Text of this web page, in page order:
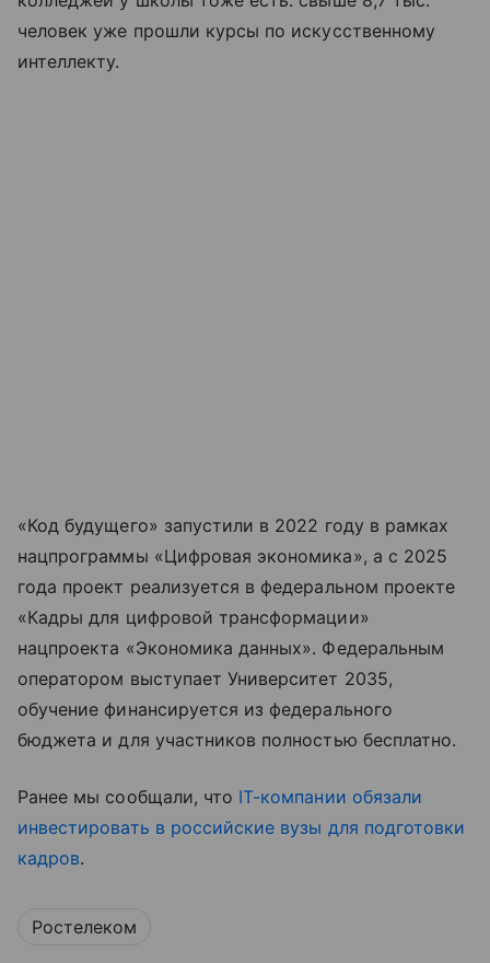
человек уже прошли курсы по искусственному
интеллекту.
«Код будущего» запустили в 2022 году в рамках
нацпрограммы «Цифровая экономика», а с 2025
года проект реализуется в федеральном проекте
«Кадры для цифровой трансформации»
нацпроекта «Экономика данных». Федеральным
оператором выступает Университет 2035,
обучение финансируется из федерального
бюджета и для участников полностью бесплатно.
Ранее мы сообщали, что IT-компании обязали
инвестировать в российские вузы для подготовки
кадров.
Ростелеком